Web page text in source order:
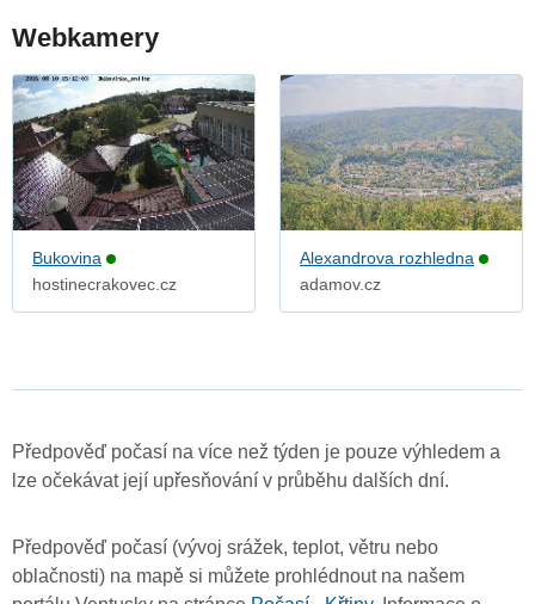
Webkamery
Bukovina
hostinecrakovec.cz
Alexandrova rozhledna
adamov.cz
Předpověď počasí na více než týden je pouze výhledem a
lze očekávat její upřesňování v průběhu dalších dní.
Předpověď počasí (vývoj srážek, teplot, větru nebo
oblačnosti) na mapě si můžete prohlédnout na našem